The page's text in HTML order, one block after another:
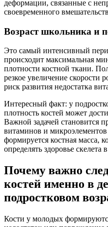
деформации, связанные с
своевременного
Возраст школьника и
Это самый интенсивный
происходит максимальная
плотности костной ткани.
резкое увеличение скорости
риск развития недостатка
Интересный факт: у
плотность костей может
Важной задачей становится
витаминов и
формируется костная масса,
определять здоровье скелета
Почему важно
костей именно в
подростковом
Кости у молодых